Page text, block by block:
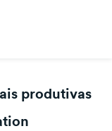
produtivas